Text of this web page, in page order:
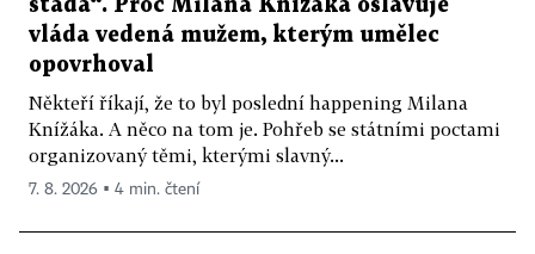
stáda“. Proč Milana Knížáka oslavuje
vláda vedená mužem, kterým umělec
opovrhoval
Někteří říkají, že to byl poslední happening Milana
Knížáka. A něco na tom je. Pohřeb se státními poctami
organizovaný těmi, kterými slavný...
7. 8. 2026 ▪ 4 min. čtení